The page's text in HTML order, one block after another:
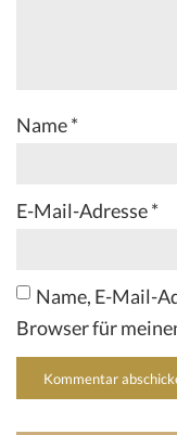
Name*
E-Mail-Adresse*
Name, E-Mail-
Browser für